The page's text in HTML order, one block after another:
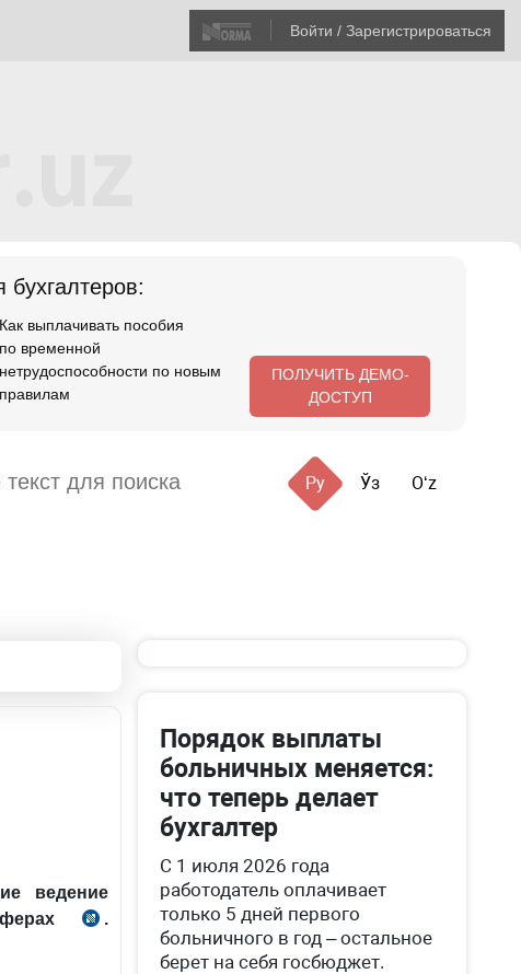
Войти / Зарегистрироваться
Как выплачивать пособия
по временной
нетрудоспособности по новым
правилам
ПОЛУЧИТЬ ДЕМО-
ДОСТУП
Ру Ўз Oʻz
ведение
№ЗРУ-653 от
.
Порядок выплаты
больничных меняется:
что теперь делает
бухгалтер
С 1 июля 2026 года
работодатель оплачивает
только 5 дней первого
больничного в год – остальное
берет на себя госбюджет.